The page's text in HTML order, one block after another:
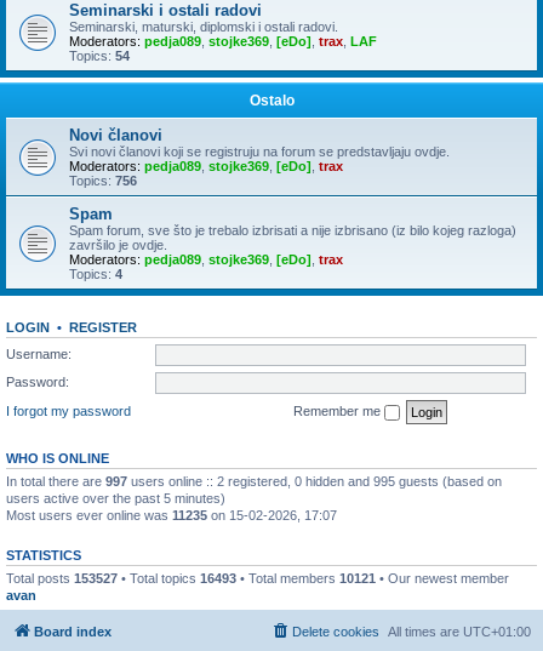
Seminarski i ostali radovi
Seminarski, maturski, diplomski i ostali radovi.
Moderators: pedja089 stojke369 [eDo] trax LAF
Topics: 54
Ostalo
Novi članovi
Svi novi članovi koji se registruju na forum se predstavljaju ovdje.
Moderators: pedja089 stojke369 [eDo] trax
Topics: 756
Spam
Spam forum, sve što je trebalo izbrisati a nije izbrisano (iz bilo kojeg razloga)
završilo je ovdje.
Moderators: pedja089 stojke369 [eDo] trax
Topics: 4
LOGIN • REGISTER
Username:
Password:
I forgot my password
Remember me
WHO IS ONLINE
In total there are 997 users online :: 2 registered, 0 hidden and 995 guests (based on
users active over the past 5 minutes)
Most users ever online was 11235 on 15-02-2026, 17:07
STATISTICS
Total posts 153527 • Total topics 16493 • Total members 10121 • Our newest member
avan
Board index All times are UTC+01:00
Delete cookies